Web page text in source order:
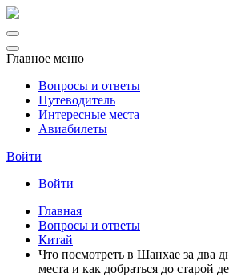
Главное меню
Вопросы и ответы
Путеводитель
Интересные места
Авиабилеты
Войти
Войти
Главная
Вопросы и ответы
Китай
Что посмотреть в Шанхае за два
места и как добраться до старой